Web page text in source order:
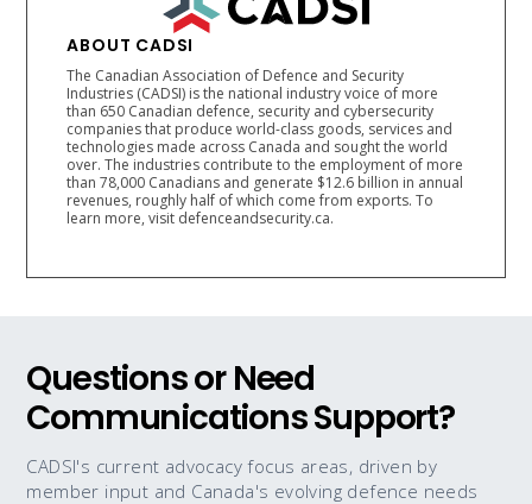
ABOUT CADSI
The Canadian Association of Defence and Security
Industries (CADSI) is the national industry voice of more
than 650 Canadian defence, security and cybersecurity
companies that produce world-class goods, services and
technologies made across Canada and sought the world
over. The industries contribute to the employment of more
than 78,000 Canadians and generate $12.6 billion in annual
revenues, roughly half of which come from exports. To
learn more, visit defenceandsecurity.ca.
Questions or Need
Communications Support?
CADSI's current advocacy focus areas, driven by
member input and Canada's evolving defence needs